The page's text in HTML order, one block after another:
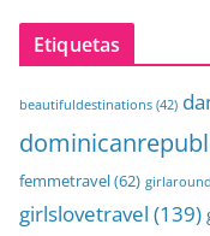
Etiquetas
beautifuldestinations (42)
femmetravel(62)
girlslovetravel (139)